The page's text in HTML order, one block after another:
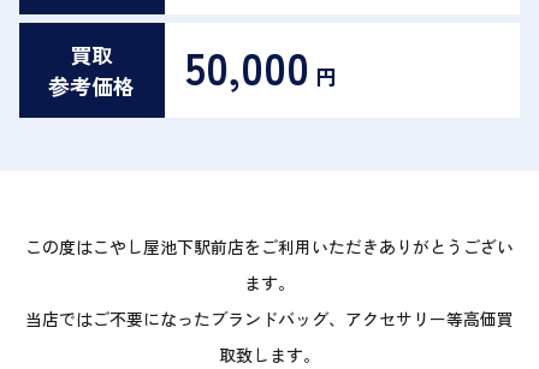
買取
参考価格
50,000 円
この度はこやし屋池下駅前店をご利用いただきありがとうござい
ます。
当店ではご不要になったブランドバッグ、アクセサリー等高価買
取致します。